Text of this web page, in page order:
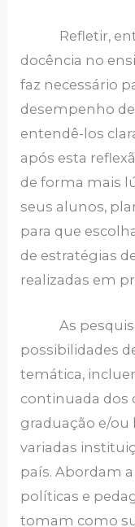
Refletir,
docência no
faz necessário
desempenho
entendê-los
após esta
de forma mais
seus alunos,
para que
de estratégias
realizadas em
As
possibilidades
temática,
continuada dos
graduação e/ou
variadas
país. Abordam
políticas e
tomam como